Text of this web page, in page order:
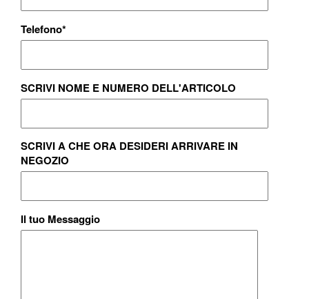
Telefono*
SCRIVI NOME E NUMERO DELL'ARTICOLO
SCRIVI A CHE ORA DESIDERI ARRIVARE IN
NEGOZIO
Il tuo Messaggio